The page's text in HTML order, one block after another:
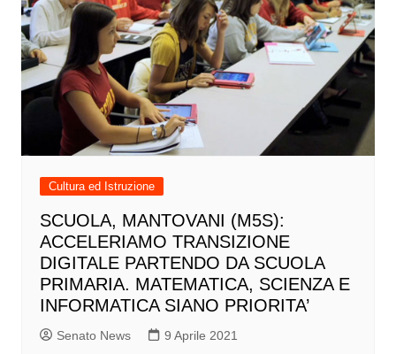
Cultura ed Istruzione
SCUOLA, MANTOVANI (M5S):
ACCELERIAMO TRANSIZIONE
DIGITALE PARTENDO DA SCUOLA
PRIMARIA. MATEMATICA, SCIENZA E
INFORMATICA SIANO PRIORITA’
Senato News 9 Aprile 2021